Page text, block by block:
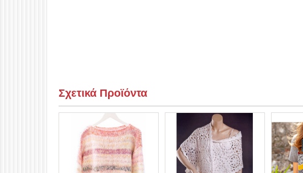
Σχετικά Προϊόντα